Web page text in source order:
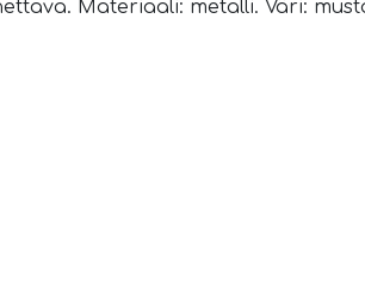
Materiaali: metalli. Väri: